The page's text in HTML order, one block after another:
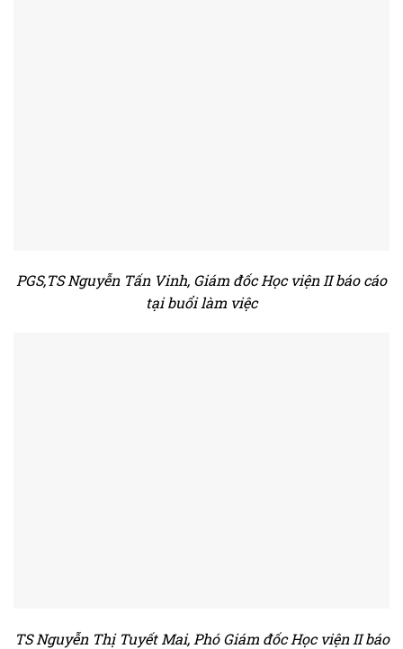
PGS,TS Nguyễn Tấn Vinh, Giám đốc Học viện II báo cáo
tại buổi làm việc
TS Nguyễn Thị Tuyết Mai, Phó Giám đốc Học viện II báo